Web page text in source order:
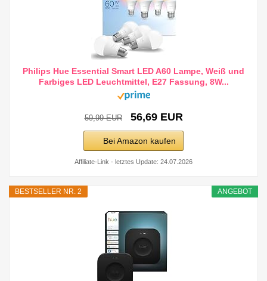
Philips Hue Essential Smart LED A60 Lampe, Weiß und
Farbiges LED Leuchtmittel, E27 Fassung, 8W...
59,99 EUR 56,69 EUR
Bei Amazon kaufen
Affiliate-Link - letztes Update: 24.07.2026
ANGEBOT
BESTSELLER NR. 2